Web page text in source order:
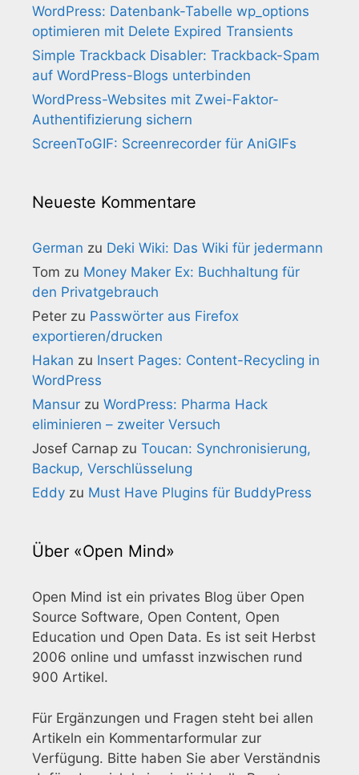
WordPress: Datenbank-Tabelle wp_options
optimieren mit Delete Expired Transients
Simple Trackback Disabler: Trackback-Spam
auf WordPress-Blogs unterbinden
WordPress-Websites mit Zwei-Faktor-
Authentifizierung sichern
ScreenToGIF: Screenrecorder für AniGIFs
Neueste Kommentare
German zu Deki Wiki: Das Wiki für jedermann
Tom zu Money Maker Ex: Buchhaltung für
den Privatgebrauch
Peter zu Passwörter aus Firefox
exportieren/drucken
Hakan zu Insert Pages: Content-Recycling in
WordPress
Mansur zu WordPress: Pharma Hack
eliminieren – zweiter Versuch
Josef Carnap zu Toucan: Synchronisierung,
Backup, Verschlüsselung
Eddy zu Must Have Plugins für BuddyPress
Über «Open Mind»
Open Mind ist ein privates Blog über Open
Source Software, Open Content, Open
Education und Open Data. Es ist seit Herbst
2006 online und umfasst inzwischen rund
900 Artikel.
Für Ergänzungen und Fragen steht bei allen
Artikeln ein Kommentarformular zur
Verfügung. Bitte haben Sie aber Verständnis